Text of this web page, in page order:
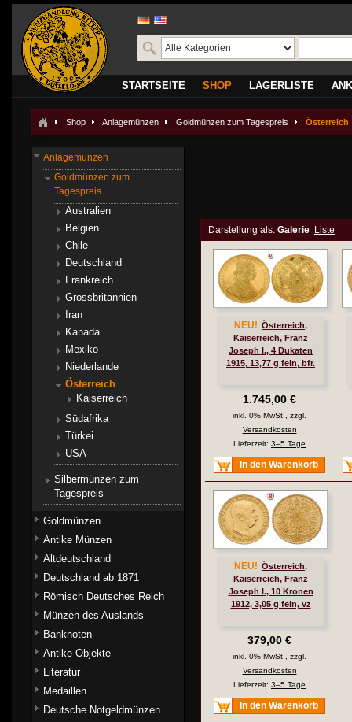
STARTSEITE SHOP LAGERLISTE
Shop Anlagemünzen Goldmünzen zum Tagespreis Österreich
Darstellung als: Galerie Liste
NEU! Österreich,
Kaiserreich, Franz
Joseph I., 4 Dukaten
1915, 13,77 g fein, bfr.
1.745,00 €
inkl. 0% MwSt., zzgl.
Versandkosten
Lieferzeit: 3–5 Tage
In den Warenkorb
NEU! Österreich,
Kaiserreich, Franz
Joseph I., 10 Kronen
1912, 3,05 g fein, vz
379,00 €
inkl. 0% MwSt., zzgl.
Versandkosten
Lieferzeit: 3–5 Tage
In den Warenkorb
Anlagemünzen
Goldmünzen zum
Tagespreis
Australien
Belgien
Chile
Deutschland
Frankreich
Grossbritannien
Iran
Kanada
Mexiko
Niederlande
Österreich
Kaiserreich
Südafrika
Türkei
USA
Silbermünzen zum
Tagespreis
Goldmünzen
Antike Münzen
Altdeutschland
Deutschland ab 1871
Römisch Deutsches Reich
Münzen des Auslands
Banknoten
Antike Objekte
Literatur
Medaillen
Deutsche Notgeldmünzen